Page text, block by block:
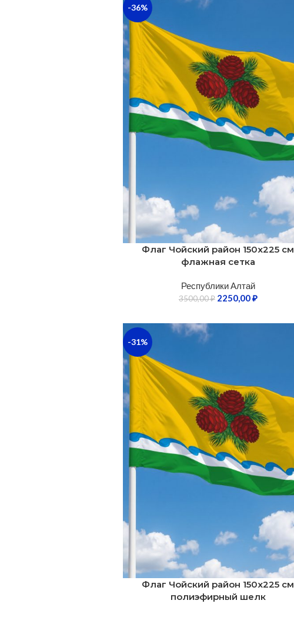
-36%
Флаг Чойский район 150х225 см
флажная сетка
Республики Алтай
3500,00₽ 2250,00₽
-31%
Флаг Чойский район 150х225 см
полиэфирный шелк